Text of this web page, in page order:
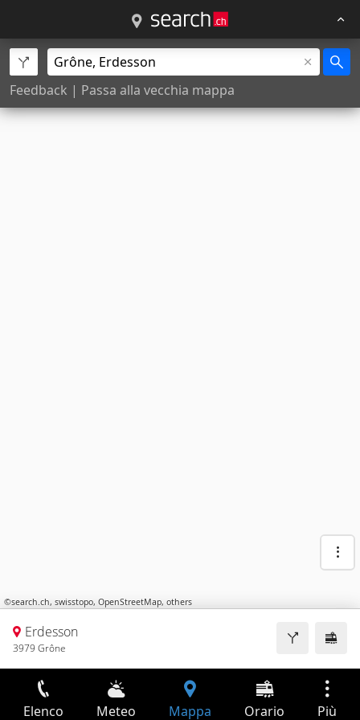
Feedback | Passa alla vecchia mappa
©search.ch, swisstopo, OpenStreetMap, others
Erdesson
3979 Grône
Elenco Meteo Mappa Orario Più